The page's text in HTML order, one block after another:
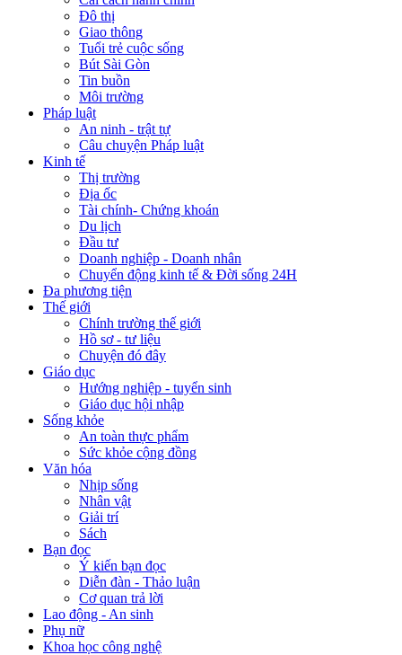
Đô thị
Giao thông
Tuổi trẻ cuộc sống
Bút Sài Gòn
Tin buồn
Môi trường
Pháp luật
An ninh - trật tự
Câu chuyện Pháp luật
Kinh tế
Thị trường
Địa ốc
Tài chính- Chứng khoán
Du lịch
Đầu tư
Doanh nghiệp - Doanh nhân
Chuyển động kinh tế & Đời sống 24H
Đa phương tiện
Thế giới
Chính trường thế giới
Hồ sơ - tư liệu
Chuyện đó đây
Giáo dục
Hướng nghiệp - tuyển sinh
Giáo dục hội nhập
Sống khỏe
An toàn thực phẩm
Sức khỏe cộng đồng
Văn hóa
Nhịp sống
Nhân vật
Giải trí
Sách
Bạn đọc
Ý kiến bạn đọc
Diễn đàn - Thảo luận
Cơ quan trả lời
Lao động - An sinh
Phụ nữ
Khoa học công nghệ